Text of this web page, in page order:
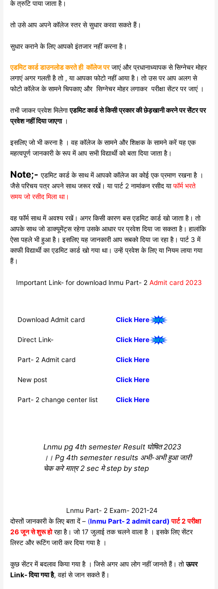
के त्रुटि पाया जाता है।
तो उसे आप अपने कॉलेज स्तर से सुधार करवा सकते हैं।
सुधार कराने के लिए आपको इंतजार नहीं करना है।
एडमिट कार्ड डाउनलोड करते ही कॉलेज पर जाएं और प्रधानाध्यापक से सिग्नेचर मोहर
लगाएं अगर गलती है तो , या आपका फोटो नहीं आया है। तो उस पर आप अलग से
फोटो कॉलेज के सामने चिपकाए और सिग्नेचर मोहर लगाकर परीक्षा सेंटर पर जाएं ।
तभी जाकर प्रवेश मिलेगाएडमिट कार्ड से किसी प्रकार की छेड़खानी करने पर सेंटर पर
प्रवेश नहीं दिया जाएगा।
इसलिए जो भी करना है । वह कॉलेज के सामने और शिक्षक के सामने करें यह एक
महत्वपूर्ण जानकारी के रूप में आप सभी विद्यार्थी को बता दिया जाता है।
Note;- एडमिट कार्ड के साथ में आपको कॉलेज का कोई एक प्रमाण रखना है ।
जैसे परिचय पत्र अपने साथ जरूर रखें। या पार्ट 2 नामांकन रसीद याफॉर्म भरते
समय जो रसीद मिला था।
वह फॉर्म साथ में अवश्य रखें। अगर किसी कारण बस एडमिट कार्ड खो जाता है। तो
आपके साथ जो डाक्यूमेंट्स रहेगा उसके आधार पर प्रवेश दिया जा सकता है। हालांकि
ऐसा पहले भी हुआ है। इसलिए यह जानकारी आप सबको दिया जा रहा है। पार्ट 3 में
काफी विद्यार्थी का एडमिट कार्ड खो गया था। उन्हें प्रवेश के लिए या नियम लाया गया
हैं।
Important Link- for download lnmu Part- 2 Admit card 2023
Download Admit card Click Here
Direct Link- Click Here
Part- 2 Admit card Click Here
New post Click Here
Part- 2 change center list Click Here
Lnmu pg 4th semester Result घोषित 2023
।। Pg 4th semester results अभी-अभी हुआ जारी
चेक करे मात्र 2 sec मे step by step
Lnmu Part- 2 Exam- 2021-24
दोस्तों जानकारी के लिए बता दें – (lnmu Part- 2 admit card)पार्ट 2 परीक्षा
26 जून से शुरू हो रहा है। जो 17 जुलाई तक चलने वाला है । इसके लिए सेंटर
लिस्ट और रूटिंग जारी कर दिया गया है ।
कुछ सेंटर में बदलाव किया गया है । जिसे अगर आप लोग नहीं जानते हैं। तोऊपर
Link- दिया गया है, वहां से जान सकते हैं।